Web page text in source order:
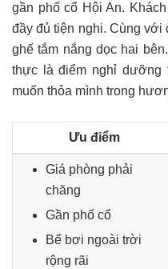
gần phố cổ Hội An.
đầy đủ tiện nghi. Cùng
ghế tắm nắng dọc hai
thực là điểm nghỉ dưỡng
muốn thỏa mình trong
Ưu điểm
Giá phòng phải
chăng
Gần phố cổ
Bể bơi ngoài trời
rộng rãi